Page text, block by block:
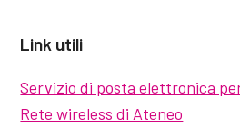
Link utili
Servizio di posta elettronica
Rete wireless di Ateneo